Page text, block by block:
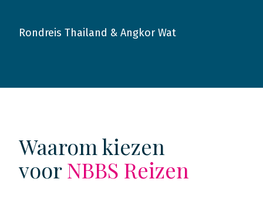
2015
Rondreis Thailand & Angkor Wat
Waarom kiezen
voorNBBS Reizen